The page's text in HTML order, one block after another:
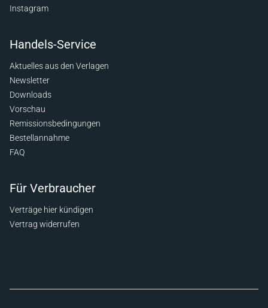
Instagram
Handels-Service
Aktuelles aus den Verlagen
Newsletter
Downloads
Vorschau
Remissionsbedingungen
Bestellannahme
FAQ
Für Verbraucher
Verträge hier kündigen
Vertrag widerrufen